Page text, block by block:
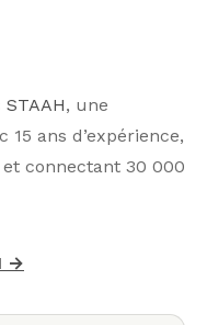
STAAH, une
ans d’expérience,
connectant 30 000
→